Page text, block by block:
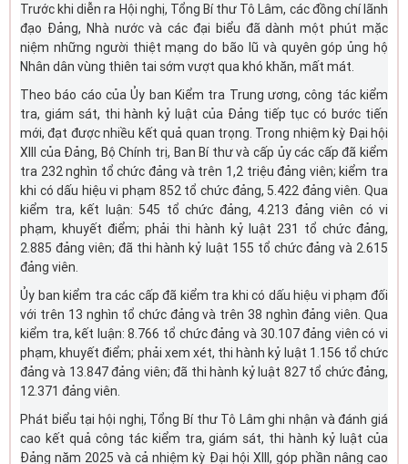
Trước khi diễn ra Hội nghị, Tổng Bí thư Tô Lâm, các đồng chí lãnh
đạo Đảng, Nhà nước và các đại biểu đã dành một phút mặc
niệm những người thiệt mạng do bão lũ và quyên góp ủng hộ
Nhân dân vùng thiên tai sớm vượt qua khó khăn, mất mát.
Theo báo cáo của Ủy ban Kiểm tra Trung ương, công tác kiểm
tra, giám sát, thi hành kỷ luật của Đảng tiếp tục có bước tiến
mới, đạt được nhiều kết quả quan trọng. Trong nhiệm kỳ Đại hội
XIII của Đảng, Bộ Chính trị, Ban Bí thư và cấp ủy các cấp đã kiểm
tra 232 nghìn tổ chức đảng và trên 1,2 triệu đảng viên; kiểm tra
khi có dấu hiệu vi phạm 852 tổ chức đảng, 5.422 đảng viên. Qua
kiểm tra, kết luận: 545 tổ chức đảng, 4.213 đảng viên có vi
phạm, khuyết điểm; phải thi hành kỷ luật 231 tổ chức đảng,
2.885 đảng viên; đã thi hành kỷ luật 155 tổ chức đảng và 2.615
đảng viên.
Ủy ban kiểm tra các cấp đã kiểm tra khi có dấu hiệu vi phạm đối
với trên 13 nghìn tổ chức đảng và trên 38 nghìn đảng viên. Qua
kiểm tra, kết luận: 8.766 tổ chức đảng và 30.107 đảng viên có vi
phạm, khuyết điểm; phải xem xét, thi hành kỷ luật 1.156 tổ chức
đảng và 13.847 đảng viên; đã thi hành kỷ luật 827 tổ chức đảng,
12.371 đảng viên.
Phát biểu tại hội nghị, Tổng Bí thư Tô Lâm ghi nhận và đánh giá
cao kết quả công tác kiểm tra, giám sát, thi hành kỷ luật của
Đảng năm 2025 và cả nhiệm kỳ Đại hội XIII, góp phần nâng cao